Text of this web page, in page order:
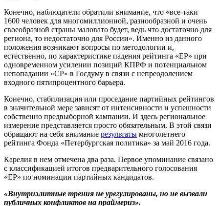
Конечно, наблюдатели обратили внимание, что «все-таки
1600 человек для многомиллионной, разнообразной и очень
своеобразной страны маловато будет, ведь что достаточно для
региона, то недостаточно для России». Именно из данного
положения возникают вопросы по методологии и,
естественно, по характеристике падения рейтинга «ЕР» при
одновременном усилении позиций КПРФ и потенциальном
непопадании «СР» в Госдуму в связи с непреодолением
входного пятипроцентного барьера.
Конечно, стабилизация или проседание партийных рейтингов
в значительной мере зависят от интенсивности и успешности
собственно предвыборной кампании. И здесь региональное
измерение представляется просто обязательным. В этой связи
обращают на себя внимание результаты многолетнего
рейтинга Фонда «Петербургская политика» за май 2016 года.
Карелия в нем отмечена два раза. Первое упоминание связано
с классификацией итогов предварительного голосования
«ЕР» по номинации партийных кандидатов.
«Внутриэлитные трения не урегулированы, но не вызвали
публичных конфликтов на праймериз».